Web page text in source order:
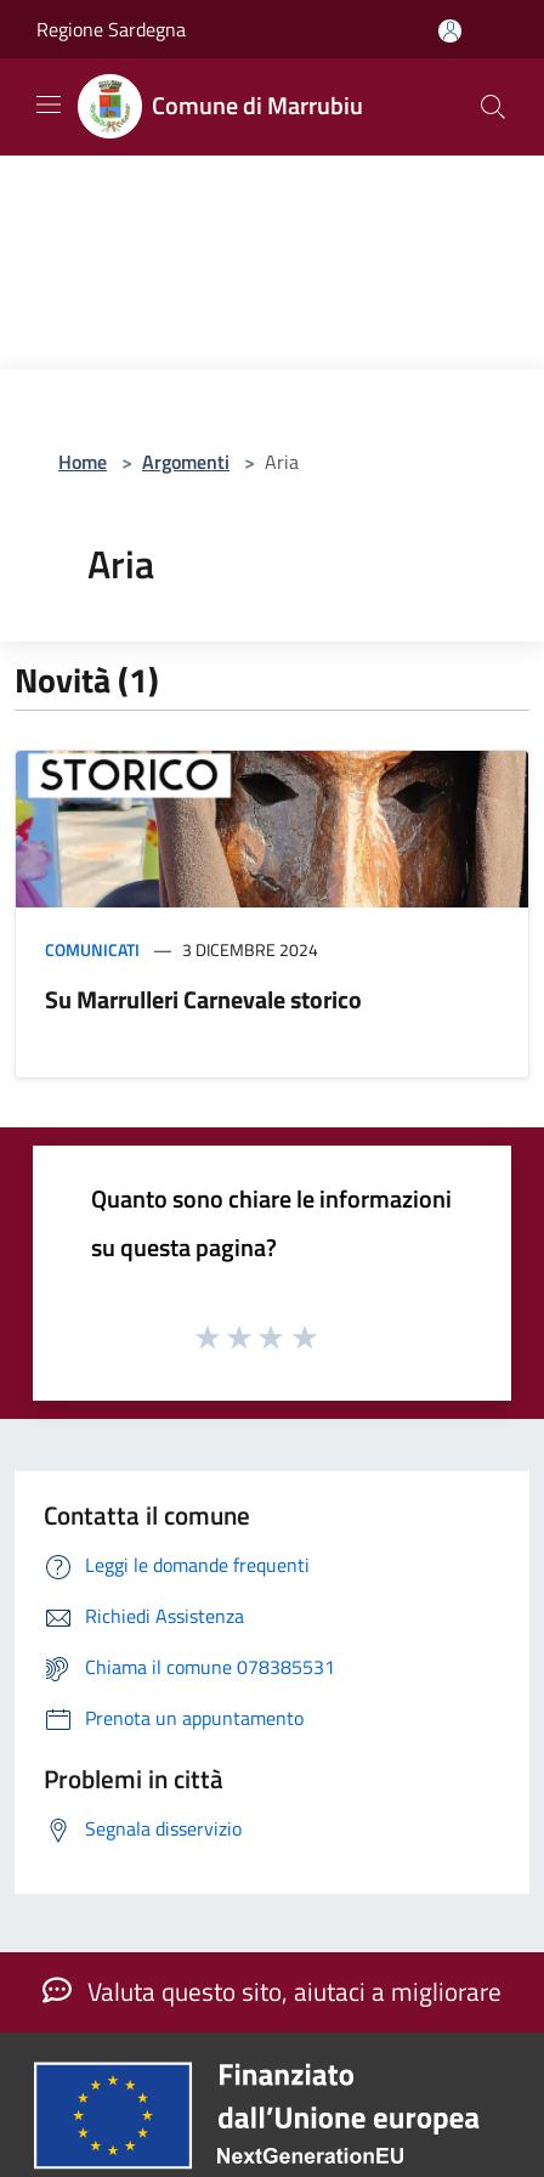
Regione Sardegna
Comune di Marrubiu
Home > Argomenti > Aria
Aria
Novità (1)
COMUNICATI 3 DICEMBRE 2024
Su Marrulleri Carnevale storico
Quanto sono chiare le informazioni
su questa pagina?
Contatta il comune
Leggi le domande frequenti
Richiedi Assistenza
Chiama il comune 078385531
Prenota un appuntamento
Problemi in città
Segnala disservizio
Valuta questo sito, aiutaci a migliorare